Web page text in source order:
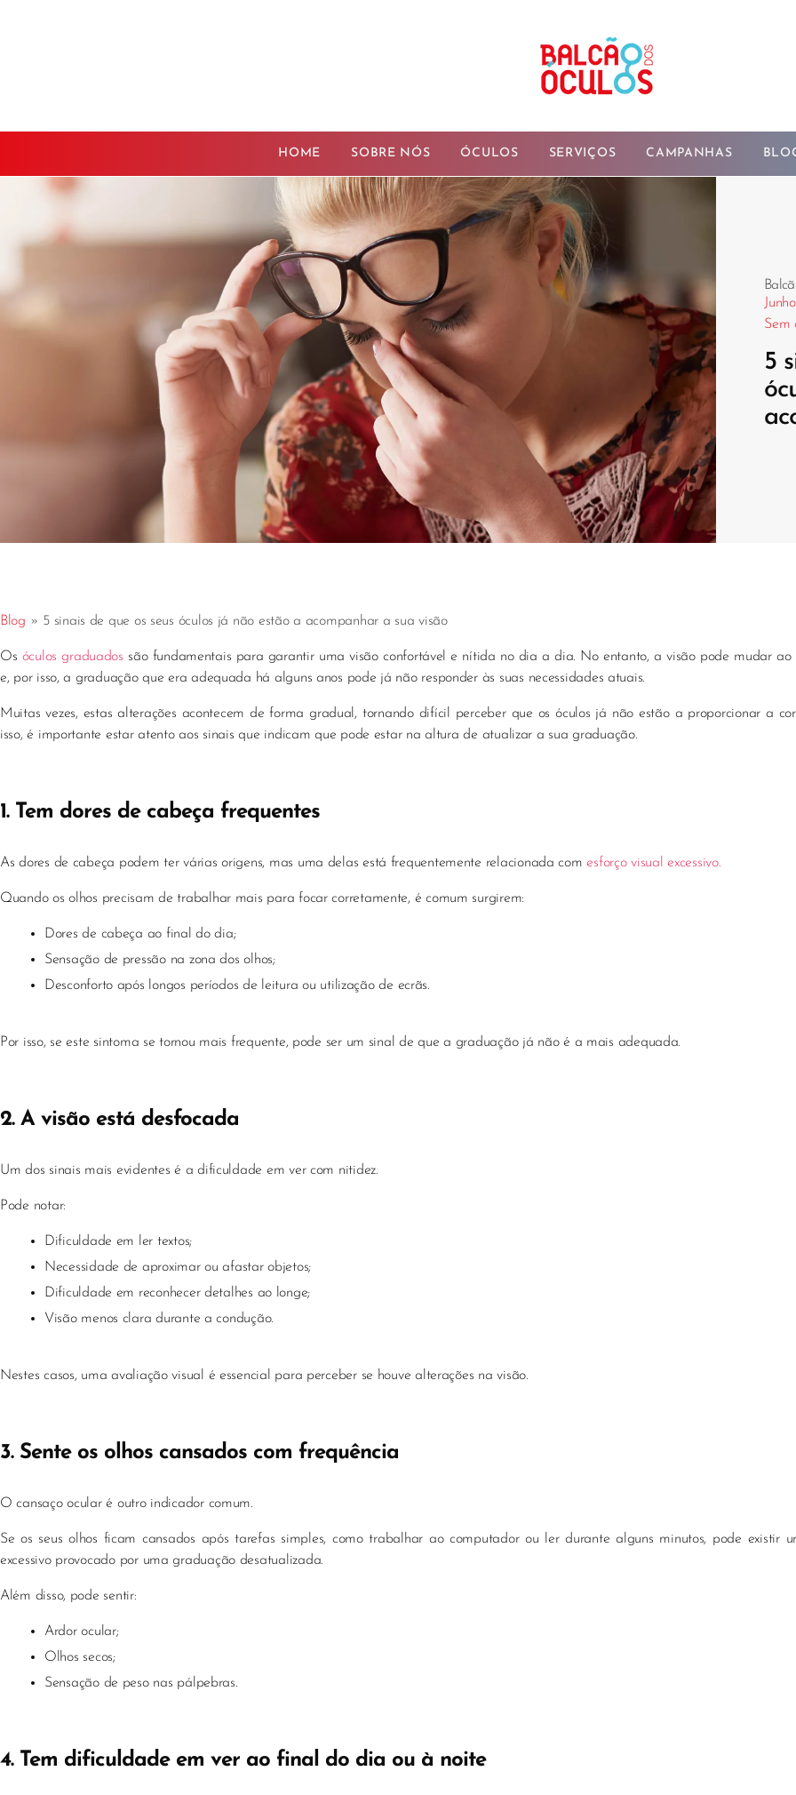
HOME SOBRE NÓS ÓCULOS SERVIÇOS CAMPANHAS
Sem
5
Blog » 5 sinais de que os seus óculos já não estão a acompanhar a sua visão
Os óculos graduados são fundamentais para garantir uma visão confortável e nítida no dia a dia. No entanto, a visão pode mudar ao
e, por isso, a graduação que era adequada há alguns anos pode já não responder às suas necessidades atuais.
Muitas vezes, estas alterações acontecem de forma gradual, tornando difícil perceber que os óculos já não estão a proporcionar a
isso, é importante estar atento aos sinais que indicam que pode estar na altura de atualizar a sua graduação.
1. Tem dores de cabeça frequentes
As dores de cabeça podem ter várias origens, mas uma delas está frequentemente relacionada com esforço visual excessivo.
Quando os olhos precisam de trabalhar mais para focar corretamente, é comum surgirem:
Dores de cabeça ao final do dia;
Sensação de pressão na zona dos olhos;
Desconforto após longos períodos de leitura ou utilização de ecrãs.
Por isso, se este sintoma se tornou mais frequente, pode ser um sinal de que a graduação já não é a mais adequada.
2. A visão está desfocada
Um dos sinais mais evidentes é a dificuldade em ver com nitidez.
Pode notar:
Dificuldade em ler textos;
Necessidade de aproximar ou afastar objetos;
Dificuldade em reconhecer detalhes ao longe;
Visão menos clara durante a condução.
Nestes casos, uma avaliação visual é essencial para perceber se houve alterações na visão.
3. Sente os olhos cansados com frequência
O cansaço ocular é outro indicador comum.
Se os seus olhos ficam cansados após tarefas simples, como trabalhar ao computador ou ler durante alguns minutos, pode existir
excessivo provocado por uma graduação desatualizada.
Além disso, pode sentir:
Ardor ocular;
Olhos secos;
Sensação de peso nas pálpebras.
4. Tem dificuldade em ver ao final do dia ou à noite